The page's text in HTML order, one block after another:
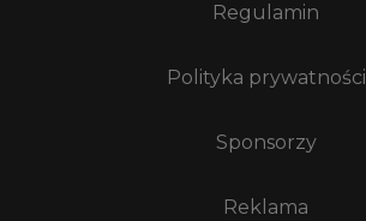
Regulamin
Polityka prywatności
Sponsorzy
Reklama